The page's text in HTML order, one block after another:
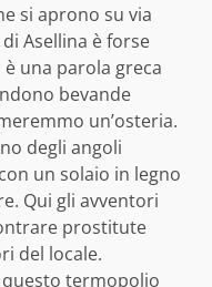
si aprono su via
Asellina è forse
una parola greca
bevande
un’osteria.
degli angoli
un solaio in legno
Qui gli avventori
prostitute
del locale.
termopolio